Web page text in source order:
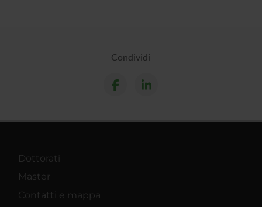
Condividi
Dottorati
Master
Contatti e mappa